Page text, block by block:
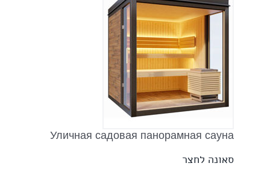
Уличная садовая панорамная сауна
סאונה לחצר